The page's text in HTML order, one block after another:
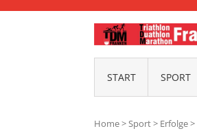
START SPORT
Home>Sport> Erfolge>